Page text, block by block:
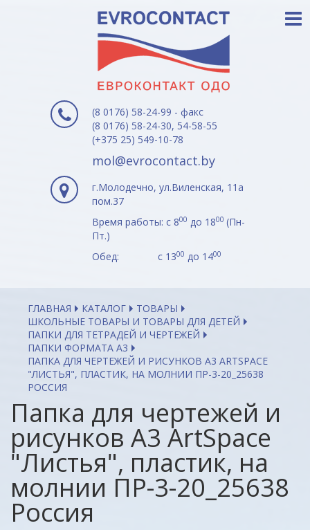
(8 0176) 58-24-99 - факс
(8 0176) 58-24-30, 54-58-55
(+375 25) 549-10-78
mol@evrocontact.by
г.Молодечно, ул.Виленская, 11а
пом.37
Время работы: с 800 до 1800 (Пн-
Пт.)
Обед: с 1300 до 1400
ГЛАВНАЯ КАТАЛОГ
ТОВАРЫ
ШКОЛЬНЫЕ ТОВАРЫ И ТОВАРЫ ДЛЯ ДЕТЕЙ
ПАПКИ ДЛЯ ТЕТРАДЕЙ И ЧЕРТЕЖЕЙ
ПАПКИ ФОРМАТА А3
ПАПКА ДЛЯ ЧЕРТЕЖЕЙ И РИСУНКОВ А3 ARTSPACE
"ЛИСТЬЯ", ПЛАСТИК, НА МОЛНИИ ПР-3-20_25638
РОССИЯ
Папка для чертежей и
рисунков А3 ArtSpace
"Листья", пластик, на
молнии ПР-3-20_25638
Россия